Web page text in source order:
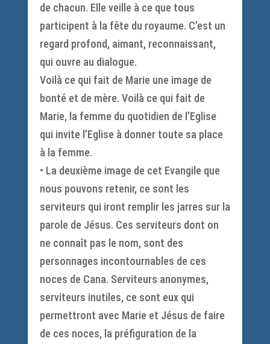
de chacun. Elle veille à ce que tous
participent à la fête du royaume. C’est un
regard profond, aimant, reconnaissant,
qui ouvre au dialogue.
Voilà ce qui fait de Marie une image de
bonté et de mère. Voilà ce qui fait de
Marie, la femme du quotidien de l’Eglise
qui invite l’Eglise à donner toute sa place
à la femme.
• La deuxième image de cet Evangile que
nous pouvons retenir, ce sont les
serviteurs qui iront remplir les jarres sur la
parole de Jésus. Ces serviteurs dont on
ne connaît pas le nom, sont des
personnages incontournables de ces
noces de Cana. Serviteurs anonymes,
serviteurs inutiles, ce sont eux qui
permettront avec Marie et Jésus de faire
de ces noces, la préfiguration de la